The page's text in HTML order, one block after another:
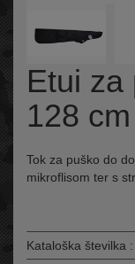
Etui za
128 cm
Tok za puško do
mikroflisom ter s
Kataloška številka :